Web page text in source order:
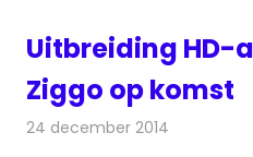
Uitbreiding HD-
Ziggo op komst
24 december 2014